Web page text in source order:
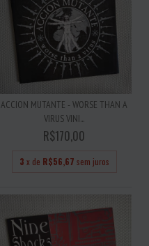
ACCION MUTANTE - WORSE THAN A
VIRUS VINI...
R$170,00
3 x de R$56,67 sem juros